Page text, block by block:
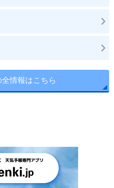
情報はこちら